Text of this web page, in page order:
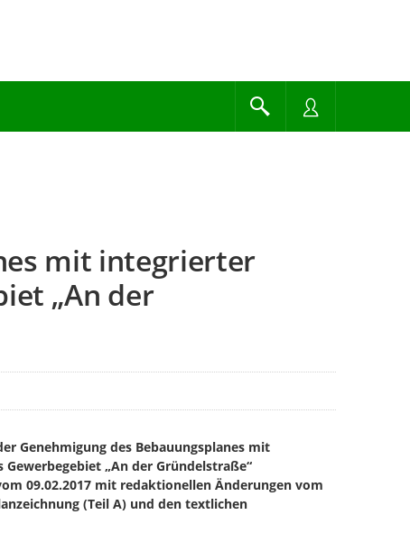
mit integrierter
„An der
Genehmigung des Bebauungsplanes mit
„An der Gründelstraße“
09.02.2017 mit redaktionellen Änderungen vom
(Teil A) und den textlichen